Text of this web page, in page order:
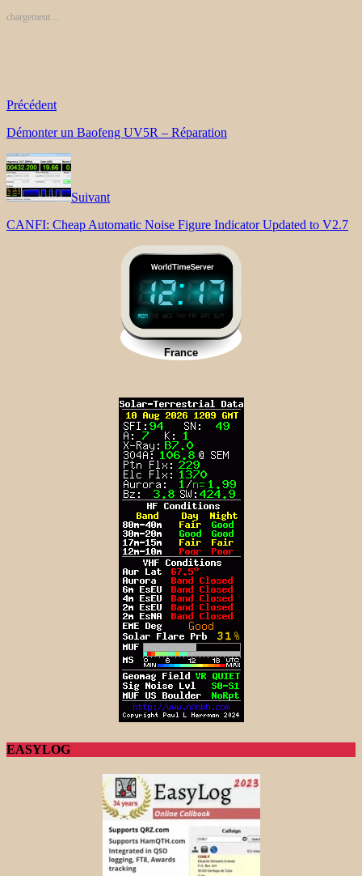
chargement…
Précédent
Démonter un Baofeng UV5R – Réparation
Suivant
CANFI: Cheap Automatic Noise Figure Indicator Updated to V2.7
EASYLOG